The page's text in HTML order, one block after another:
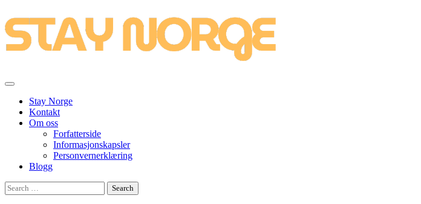
to
content
Stay Norge
Kontakt
Om oss
Forfatterside
Informasjonskapsler
Personvernerklæring
Blogg
Search
for: